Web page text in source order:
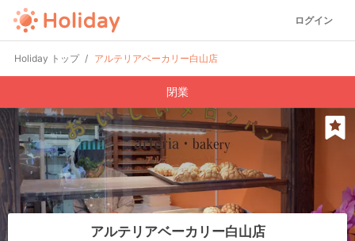
ログイン
Holiday トップ アルテリアベーカリー白山店
閉業
アルテリアベーカリー白山店